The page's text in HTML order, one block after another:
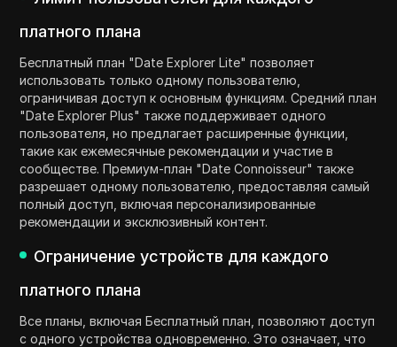
платного плана
Бесплатный план "Date Explorer Lite" позволяет
использовать только одному пользователю,
ограничивая доступ к основным функциям. Средний план
"Date Explorer Plus" также поддерживает одного
пользователя, но предлагает расширенные функции,
такие как ежемесячные рекомендации и участие в
сообществе. Премиум-план "Date Connoisseur" также
разрешает одному пользователю, предоставляя самый
полный доступ, включая персонализированные
рекомендации и эксклюзивный контент.
Ограничение устройств для каждого
платного плана
Все планы, включая Бесплатный план, позволяют доступ
с одного устройства одновременно. Это означает, что